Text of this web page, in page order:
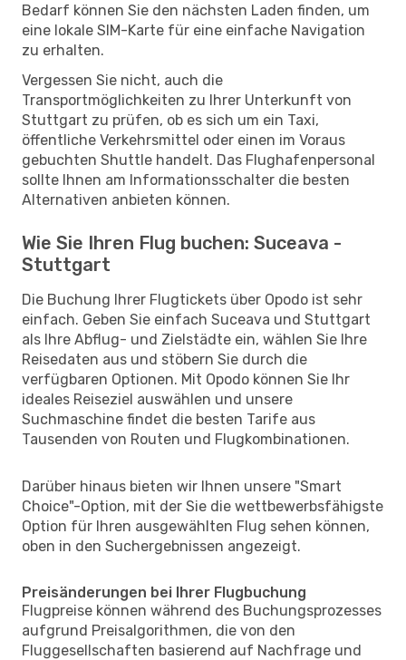
Bedarf können Sie den nächsten Laden finden, um
eine lokale SIM-Karte für eine einfache Navigation
zu erhalten.
Vergessen Sie nicht, auch die
Transportmöglichkeiten zu Ihrer Unterkunft von
Stuttgart zu prüfen, ob es sich um ein Taxi,
öffentliche Verkehrsmittel oder einen im Voraus
gebuchten Shuttle handelt. Das Flughafenpersonal
sollte Ihnen am Informationsschalter die besten
Alternativen anbieten können.
Wie Sie Ihren Flug buchen: Suceava -
Stuttgart
Die Buchung Ihrer Flugtickets über Opodo ist sehr
einfach. Geben Sie einfach Suceava und Stuttgart
als Ihre Abflug- und Zielstädte ein, wählen Sie Ihre
Reisedaten aus und stöbern Sie durch die
verfügbaren Optionen. Mit Opodo können Sie Ihr
ideales Reiseziel auswählen und unsere
Suchmaschine findet die besten Tarife aus
Tausenden von Routen und Flugkombinationen.
Darüber hinaus bieten wir Ihnen unsere "Smart
Choice"-Option, mit der Sie die wettbewerbsfähigste
Option für Ihren ausgewählten Flug sehen können,
oben in den Suchergebnissen angezeigt.
Preisänderungen bei Ihrer Flugbuchung
Flugpreise können während des Buchungsprozesses
aufgrund Preisalgorithmen, die von den
Fluggesellschaften basierend auf Nachfrage und